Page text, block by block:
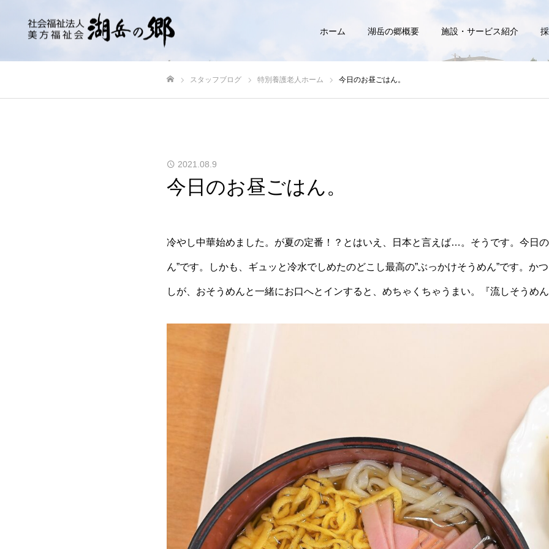
ホーム 湖岳の郷概要 施設・サービス紹介
スタッフブログ 特別養護老人ホーム 今日のお昼ごはん。
2021.08.9
今日のお昼ごはん。
冷やし中華始めました。が夏の定番！？とはいえ、日本と言えば…。そうです。今日
ん”です。しかも、ギュッと冷水でしめたのどこし最高の”ぶっかけそうめん”です。か
しが、おそうめんと一緒にお口へとインすると、めちゃくちゃうまい。『流しそうめ